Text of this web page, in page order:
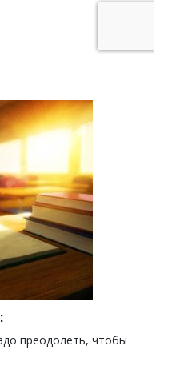
преодолеть, чтобы